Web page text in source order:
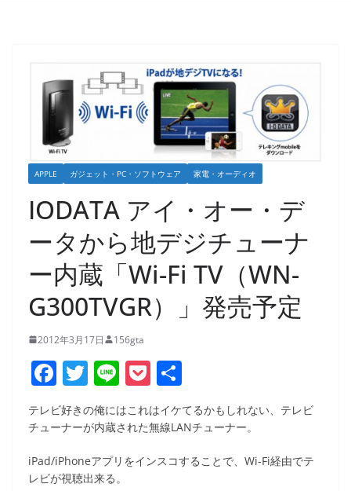
APPLE ガジェット・PC・ソフトウェア 家電・オーディオ
IODATA アイ・オー・デ
ータから地デジチューナ
ー内蔵「Wi-Fi TV（WN-
G300TVGR）」発売予定
2012年3月17日 156gta
F
a
c
e
b
T
w
itt
er
Li
n
e
P
o
ck
有
テレビ好きの俺にはこれはイケてるかもしれない、テレビ
チューナーが内蔵された無線LANチューナー。
iPad/iPhoneアプリをインスコすることで、Wi-Fi経由でテ
レビが視聴出来る。